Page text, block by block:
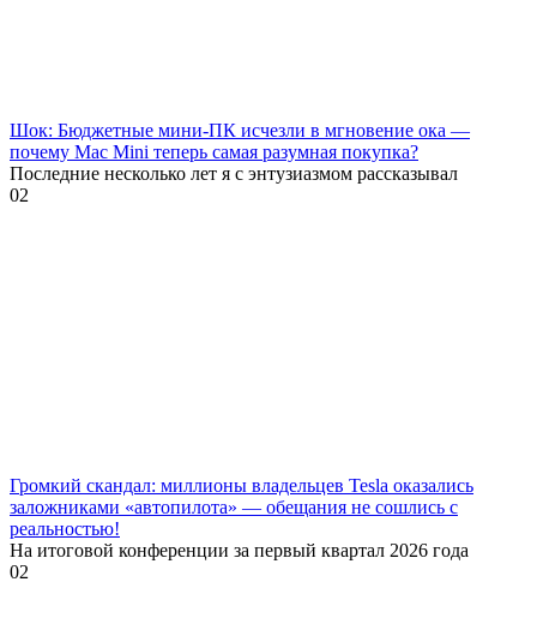
Шок: Бюджетные мини-ПК исчезли в мгновение ока —
почему Mac Mini теперь самая разумная покупка?
Последние несколько лет я с энтузиазмом рассказывал
02
Громкий скандал: миллионы владельцев Tesla оказались
заложниками «автопилота» — обещания не сошлись с
реальностью!
На итоговой конференции за первый квартал 2026 года
02